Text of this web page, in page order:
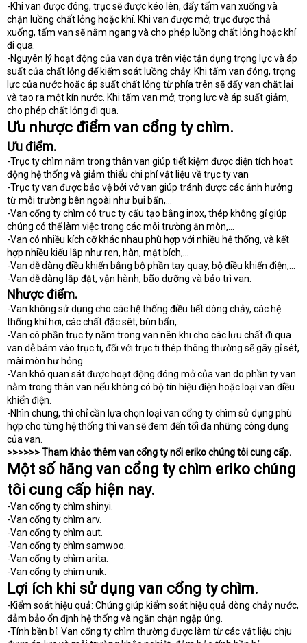
-Khi van được đóng, trục sẽ được kéo lên, đẩy tấm van xuống và
chặn luồng chất lỏng hoặc khí. Khi van được mở, trục được thả
xuống, tấm van sẽ nằm ngang và cho phép luồng chất lỏng hoặc khí
đi qua.
-Nguyên lý hoạt động của van dựa trên việc tận dụng trọng lực và áp
suất của chất lỏng để kiểm soát luồng chảy. Khi tấm van đóng, trọng
lực của nước hoặc áp suất chất lỏng từ phía trên sẽ đẩy van chặt lại
và tạo ra một kín nước. Khi tấm van mở, trọng lực và áp suất giảm,
cho phép chất lỏng đi qua.
Ưu nhược điểm van cổng ty chìm.
Ưu điểm.
-Trục ty chìm nằm trong thân van giúp tiết kiệm được diện tích hoạt
động hệ thống và giảm thiểu chi phí vật liệu về trục ty van
-Trục ty van được bảo vệ bởi vở van giúp tránh được các ảnh hưởng
từ môi trường bên ngoài như bụi bẩn,…
-Van cổng ty chìm có trục ty cấu tạo bằng inox, thép không gỉ giúp
chúng có thể làm việc trong các môi trường ăn mòn,…
-Van có nhiều kích cỡ khác nhau phù hợp với nhiều hệ thống, và kết
hợp nhiều kiểu lắp như ren, hàn, mặt bích,…
-Van dễ dàng điều khiển bằng bộ phần tay quay, bộ điều khiển điện,…
-Van dễ dàng lắp đặt, vận hành, bão dưỡng và bảo trì van.
Nhược điểm.
-Van không sử dụng cho các hệ thống điều tiết dòng chảy, các hệ
thống khí hơi, các chất đặc sêt, bùn bẩn,…
-Van có phần trục ty nằm trong van nên khi cho các lưu chất đi qua
van dễ bám vào trục ti, đối với trục ti thép thông thường sẽ gây gỉ sét,
mài mòn hư hỏng.
-Van khó quan sát được hoạt động đóng mở của van do phần ty van
nằm trong thân van nếu không có bộ tín hiệu điện hoặc loại van điều
khiển điện.
-Nhìn chung, thì chỉ cần lựa chọn loại van cổng ty chìm sử dụng phù
hợp cho từng hệ thống thì van sẽ đem đến tối đa những công dụng
của van.
>>>>>> Tham khảo thêm van cổng ty nổi eriko chúng tôi cung cấp.
Một số hãng van cổng ty chìm eriko chúng
tôi cung cấp hiện nay.
-Van cổng ty chìm shinyi.
-Van cổng ty chìm arv.
-Van cổng ty chìm aut.
-Van cổng ty chìm samwoo.
-Van cổng ty chìm arita.
-Van cổng ty chìm unik.
Lợi ích khi sử dụng van cổng ty chìm.
-Kiểm soát hiệu quả: Chúng giúp kiểm soát hiệu quả dòng chảy nước,
đảm bảo ổn định hệ thống và ngăn chặn ngập úng.
-Tính bền bỉ: Van cổng ty chìm thường được làm từ các vật liệu chịu